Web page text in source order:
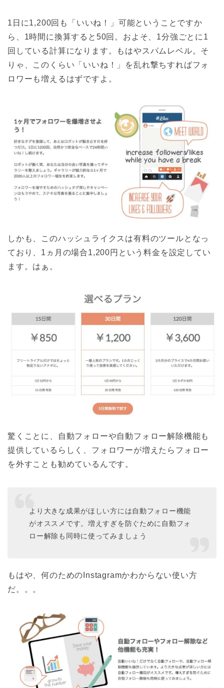
1日に1,200回も「いいね！」可能ということですか
ら、1時間に換算すると50回。およそ、1分強ごとに1
回している計算になります。もはやスパムレベル。そ
りゃ、このくらい「いいね！」を乱れ撃ちすればフォ
ロワーも増えるはずですよ。
しかも、このハッシュライクスは有料のツールとなっ
ており、1ヵ月の場合1,200円という料金を設定してい
ます。はぁ。
驚くことに、自動フォローや自動フォロー解除機能も
提供しているらしく、フォロワーが増えたらフォロー
を外すことも勧めているんです。
より大きな成果がほしい方には自動フォロー機能
がオススメです。増えすぎを防ぐために自動フォ
ロー解除も同時に使ってみましょう
もはや、何のためのInstagramかわからない使い方
だ。。。